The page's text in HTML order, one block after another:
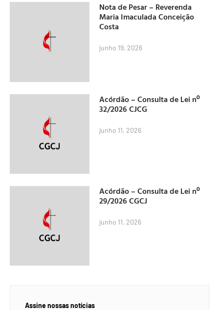
Nota de Pesar – Reverenda
Maria Imaculada Conceição
Costa
junho 19, 2026
Acórdão – Consulta de Lei nº
32/2026 CJCG
junho 11, 2026
Acórdão – Consulta de Lei nº
29/2026 CGCJ
junho 11, 2026
Assine nossas notícias